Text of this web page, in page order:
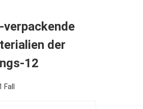
der
12
Fall